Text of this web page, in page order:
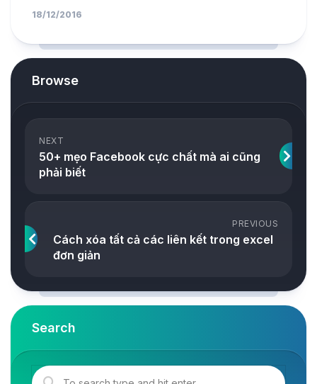
18/12/2016
Browse
NEXT
50+ mẹo Facebook cực chất mà ai cũng
phải biết
PREVIOUS
Cách xóa tất cả các liên kết trong excel
đơn giản
Search